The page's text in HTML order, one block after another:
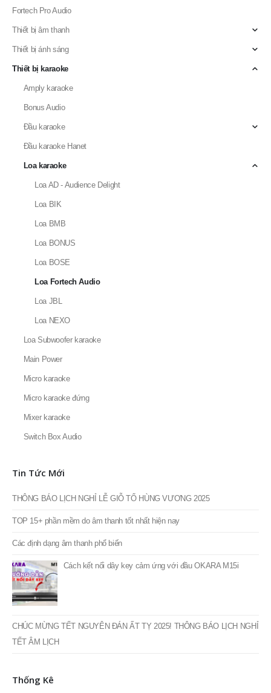
Fortech Pro Audio
Thiết bị âm thanh
Thiết bị ánh sáng
Thiết bị karaoke
Amply karaoke
Bonus Audio
Đầu karaoke
Đầu karaoke Hanet
Loa karaoke
Loa AD - Audience Delight
Loa BIK
Loa BMB
Loa BONUS
Loa BOSE
Loa Fortech Audio
Loa JBL
Loa NEXO
Loa Subwoofer karaoke
Main Power
Micro karaoke
Micro karaoke đứng
Mixer karaoke
Switch Box Audio
Tin Tức Mới
THÔNG BÁO LỊCH NGHỈ LỄ GIỖ TỔ HÙNG VƯƠNG 2025
TOP 15+ phần mềm do âm thanh tốt nhất hiện nay
Các định dạng âm thanh phổ biến
Cách kết nối dây key cảm ứng với đầu OKARA M15i
CHÚC MỪNG TẾT NGUYÊN ĐÁN ẤT TỴ 2025! THÔNG BÁO LỊCH NGHỈ
TẾT ÂM LỊCH
Thống Kê